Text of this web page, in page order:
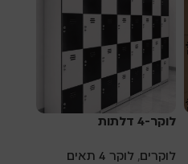
לוקר-4 דלתות
לוקרים, לוקר 4 תאים